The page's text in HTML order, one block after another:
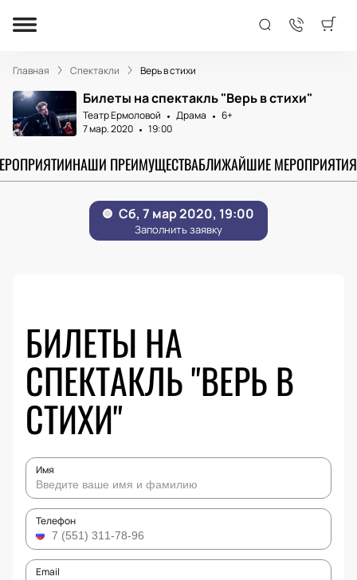
Главная Спектакли Верь в стихи
Билеты на спектакль "Верь в стихи"
Театр Ермоловой Драма
6+
7 мар. 2020
19:00
НАШИ ПРЕИМУЩЕСТВАБЛИЖАЙШИЕ МЕРОПРИЯТИЯ
БИЛЕТЫ НА
СПЕКТАКЛЬ "ВЕРЬ В
СТИХИ"
Имя
Телефон
Email